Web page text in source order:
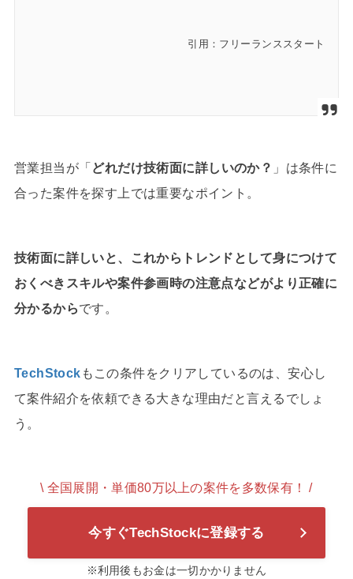
引用：フリーランススタート
営業担当が「 どれだけ技術面に詳しいのか？ 」は条件に
合った案件を探す上では重要なポイント。
技術面に詳しいと、これからトレンドとして身につけて
おくべきスキルや案件参画時の注意点などがより正確に
分かるからです。
TechStock もこの条件をクリアしているのは、安心し
て案件紹介を依頼できる大きな理由だと言えるでしょ
う。
\ 全国展開・単価80万以上の案件を多数保有！ /
今すぐTechStockに登録する
※利用後もお金は一切かかりません